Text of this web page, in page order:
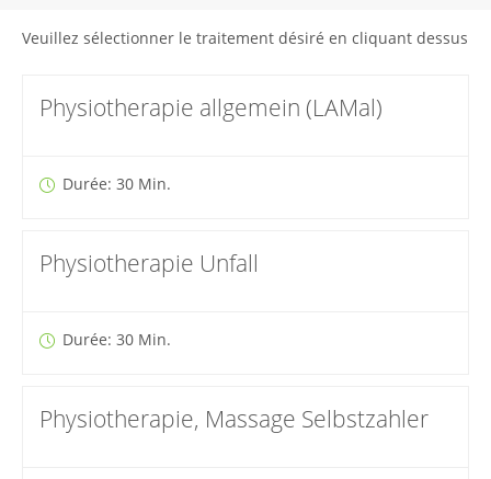
Veuillez sélectionner le traitement désiré en cliquant dessus
Physiotherapie allgemein (LAMal)
Durée: 30 Min.
Physiotherapie Unfall
Durée: 30 Min.
Physiotherapie, Massage Selbstzahler